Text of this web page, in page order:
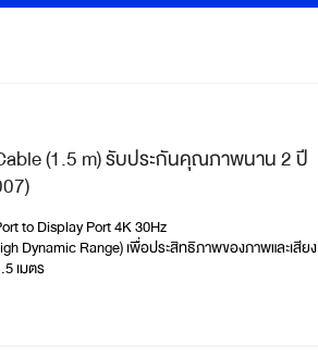
(1.5 m) รับประกันคุณภาพนาน 2 ปี
to Display Port 4K 30Hz
Dynamic Range) เพื่อประสิทธิภาพของภาพและเสียง
เมตร